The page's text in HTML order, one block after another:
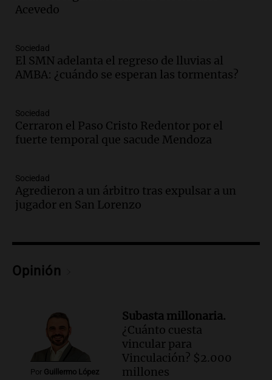
en Buenos Aires
Audio.
Corte Suprema tras fallo que aparta a
Pagani como rector
Audio.El cardenal Ángel Rossi advirtió
que la justicia social viene siendo
Episodios
Audio.La Bulaya se prepara para el cierre
de su gran muestra anual con la
Audio.
Panorama Federal
Episodios
Audio.Una mujer de 40 años muere en
un accidente en la Ruta 321 cerca de
García Fernández
Acevedo
Sociedad
El SMN adelanta el regreso de lluvias al
AMBA: ¿cuándo se esperan las tormentas?
Sociedad
Cerraron el Paso Cristo Redentor por el
fuerte temporal que sacude Mendoza
Sociedad
Agredieron a un árbitro tras expulsar a un
jugador en San Lorenzo
Opinión
Por Guillermo López
Subasta millonaria.
¿Cuánto cuesta
vincular para
Vinculación? $2.000
millones